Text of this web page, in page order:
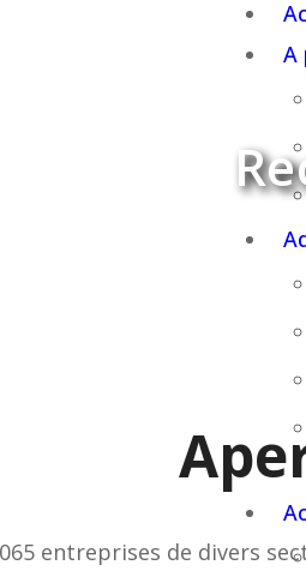
A
entreprises de divers